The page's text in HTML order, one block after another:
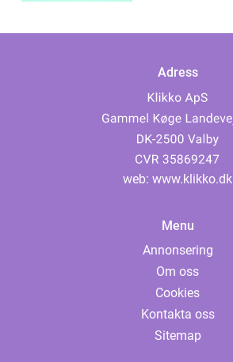
Adress
web: www.klikko.dk
Menu
Annonsering
Om oss
Cookies
Kontakta oss
Sitemap